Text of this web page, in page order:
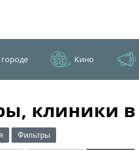
Кино
клиники в
Фильтры